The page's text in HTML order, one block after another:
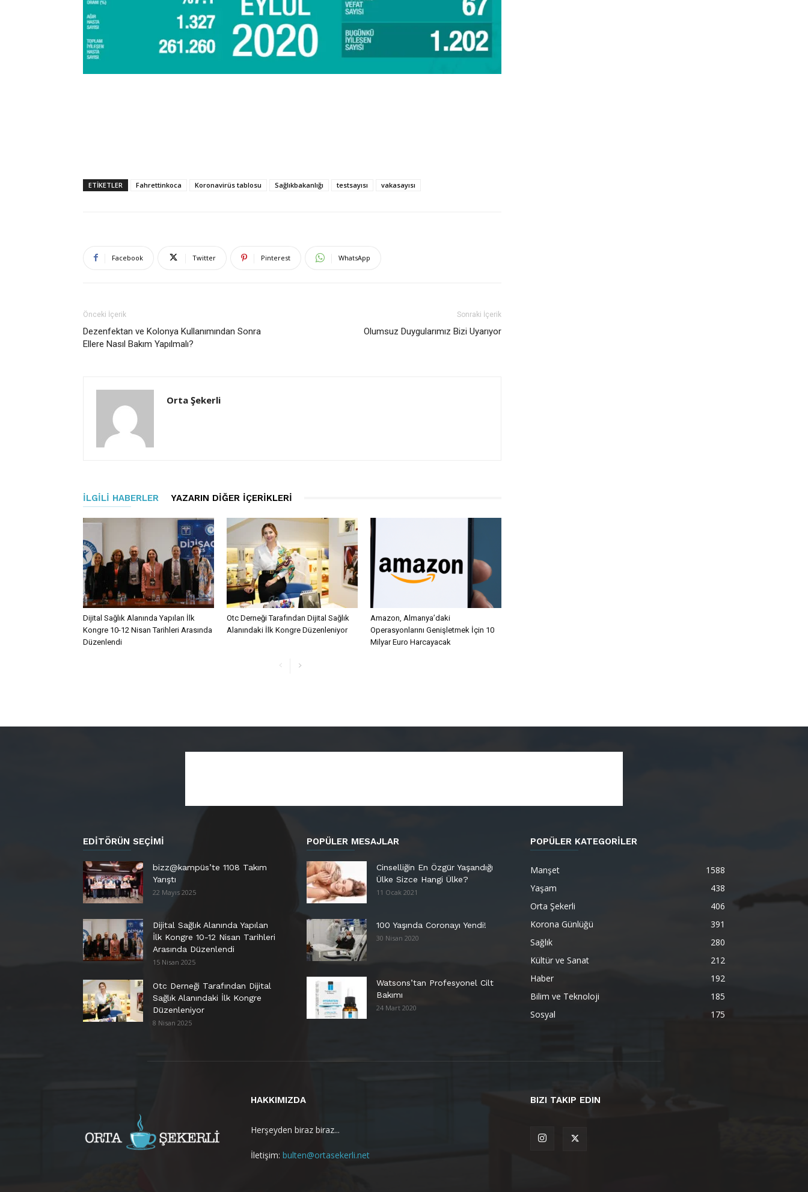
ETIKETLER Fahrettinkoca Koronavirüs tablosu Sağlıkbakanlığı testsayısı vakasayısı
Facebook Twitter Pinterest WhatsApp
Önceki İçerik
Dezenfektan ve Kolonya Kullanımından Sonra
Ellere Nasıl Bakım Yapılmalı?
Sonraki İçerik
Olumsuz Duygularımız Bizi Uyarıyor
Orta Şekerli
İLGILI HABERLER YAZARIN DIĞER İÇERIKLERI
Dijital Sağlık Alanında Yapılan İlk
Kongre 10-12 Nisan Tarihleri Arasında
Düzenlendi
Otc Derneği Tarafından Dijital Sağlık
Alanındaki İlk Kongre Düzenleniyor
Amazon, Almanya’daki
Operasyonlarını Genişletmek İçin 10
Milyar Euro Harcayacak
EDITÖRÜN SEÇIMI
bizz@kampüs’te 1108 Takım
Yarıştı
22 Mayıs 2025
Dijital Sağlık Alanında Yapılan
İlk Kongre 10-12 Nisan Tarihleri
Arasında Düzenlendi
15 Nisan 2025
Otc Derneği Tarafından Dijital
Sağlık Alanındaki İlk Kongre
Düzenleniyor
8 Nisan 2025
POPÜLER MESAJLAR
Cinselliğin En Özgür Yaşandığı
Ülke Sizce Hangi Ülke?
11 Ocak 2021
100 Yaşında Coronayı Yendi!
30 Nisan 2020
Watsons’tan Profesyonel Cilt
Bakımı
24 Mart 2020
POPÜLER KATEGORİLER
Manşet
1588
Yaşam
438
Orta Şekerli
406
Korona Günlüğü
391
Sağlık
280
Kültür ve Sanat
212
Haber
192
Bilim ve Teknoloji
185
Sosyal
175
HAKKIMIZDA
Herşeyden biraz biraz...
İletişim: bulten@ortasekerli.net
BIZI TAKIP EDIN